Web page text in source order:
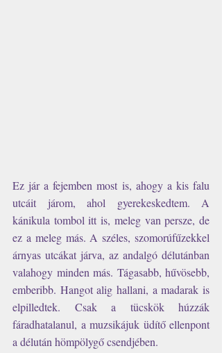
Ez jár a fejemben most is, ahogy a kis falu
utcáit járom, ahol gyerekeskedtem. A
kánikula tombol itt is, meleg van persze, de
ez a meleg más. A széles, szomorúfűzekkel
árnyas utcákat járva, az andalgó délutánban
valahogy minden más. Tágasabb, hűvösebb,
emberibb. Hangot alig hallani, a madarak is
elpilledtek. Csak a tücskök húzzák
fáradhatalanul, a muzsikájuk üdítő ellenpont
a délután hömpölygő csendjében.